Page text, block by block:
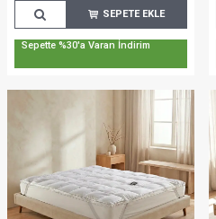
SEPETE EKLE
Sepette %30'a Varan İndirim